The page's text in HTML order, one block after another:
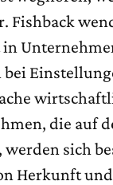
Fishback
die auf
sich
Herkunft